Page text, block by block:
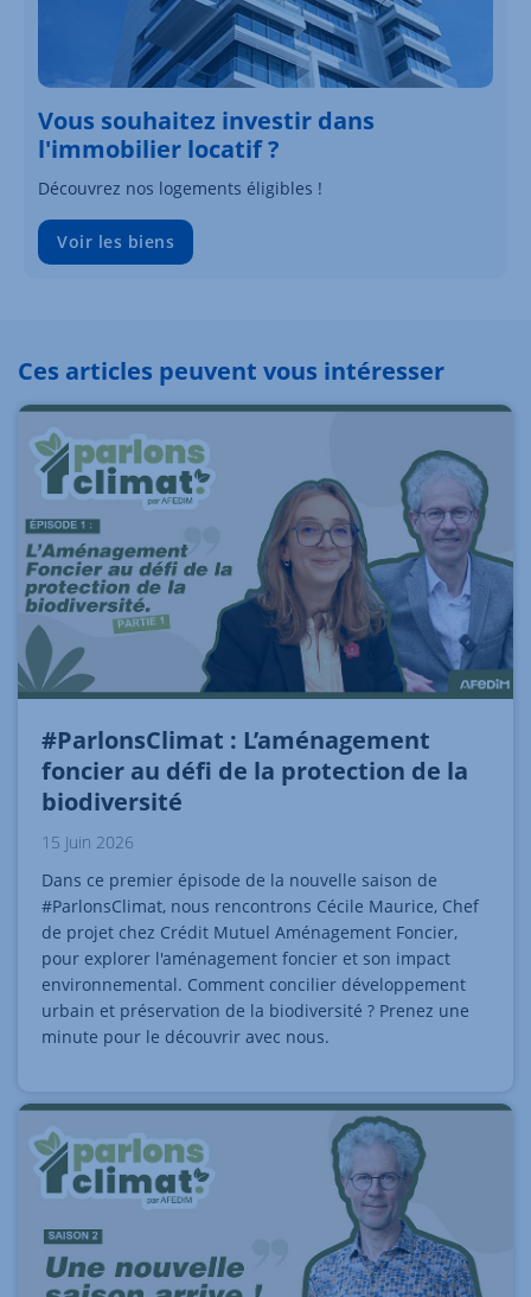
Vous souhaitez investir dans
l'immobilier locatif ?
Découvrez nos logements éligibles !
Voir les biens
Ces articles peuvent vous intéresser
#ParlonsClimat : L’aménagement
foncier au défi de la protection de la
biodiversité
15 Juin 2026
Dans ce premier épisode de la nouvelle saison de
#ParlonsClimat, nous rencontrons Cécile Maurice, Chef
de projet chez Crédit Mutuel Aménagement Foncier,
pour explorer l'aménagement foncier et son impact
environnemental. Comment concilier développement
urbain et préservation de la biodiversité ? Prenez une
minute pour le découvrir avec nous.